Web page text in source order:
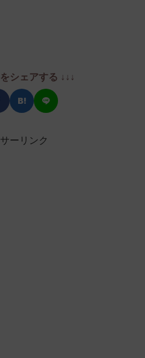
シェアする ↓↓↓
ーリンク